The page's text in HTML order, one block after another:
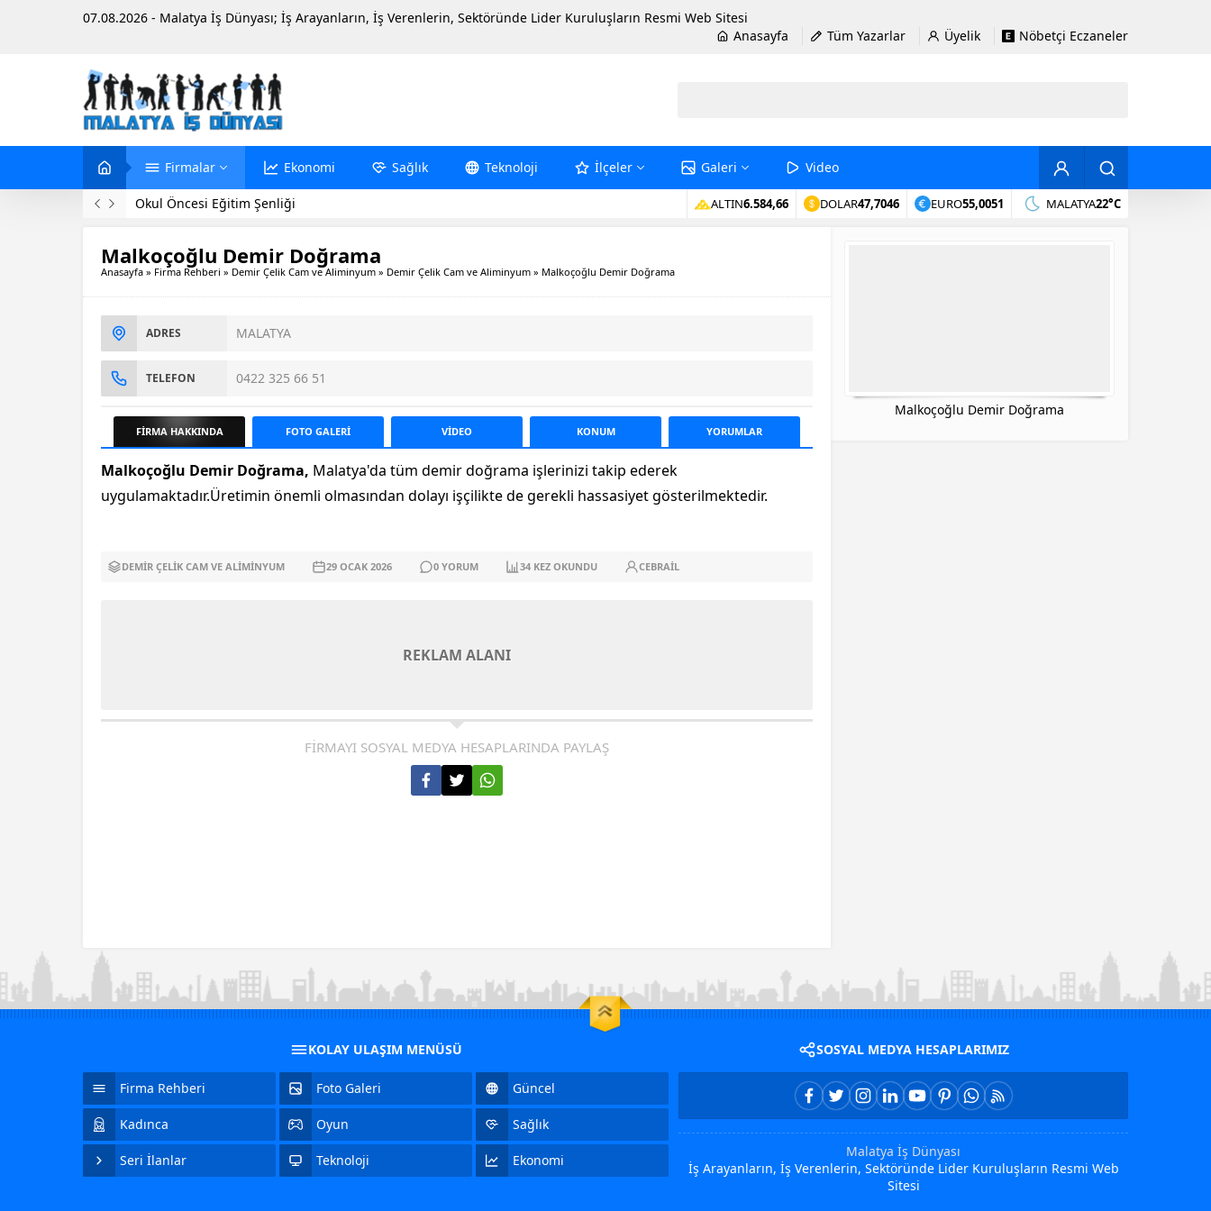
07.08.2026 - Malatya İş Dünyası; İş Arayanların, İş Verenlerin, Sektöründe Lider Kuruluşların Resmi Web Sitesi
Anasayfa
Tüm Yazarlar Üyelik Nöbetçi Eczaneler
Firmalar Ekonomi Sağlık Teknoloji İlçeler Galeri Video
Evinde Ölü Bulundu ALTIN6.584,66 DOLAR47,7046 EURO55,0051 MALATYA22°C
Malkoçoğlu Demir Doğrama
Anasayfa » Firma Rehberi » Demir Çelik Cam ve Aliminyum » Demir Çelik Cam ve Aliminyum » Malkoçoğlu Demir Doğrama
ADRES MALATYA
TELEFON 0422 325 66 51
FİRMA HAKKINDA FOTO GALERİ VİDEO KONUM YORUMLAR
Malkoçoğlu Demir Doğrama, Malatya'da tüm demir doğrama işlerinizi takip ederek
uygulamaktadır.Üretimin önemli olmasından dolayı işçilikte de gerekli hassasiyet gösterilmektedir.
DEMIR ÇELIK CAM VE ALIMINYUM 29 OCAK 2026 0 YORUM 34 KEZ OKUNDU CEBRAIL
REKLAM ALANI
FİRMAYI SOSYAL MEDYA HESAPLARINDA PAYLAŞ
Malkoçoğlu Demir Doğrama
KOLAY ULAŞIM MENÜSÜ
Firma Rehberi Foto Galeri Güncel
Kadınca Oyun Sağlık
Seri İlanlar Teknoloji Ekonomi
SOSYAL MEDYA HESAPLARIMIZ
Malatya İş Dünyası
İş Arayanların, İş Verenlerin, Sektöründe Lider Kuruluşların Resmi Web
Sitesi